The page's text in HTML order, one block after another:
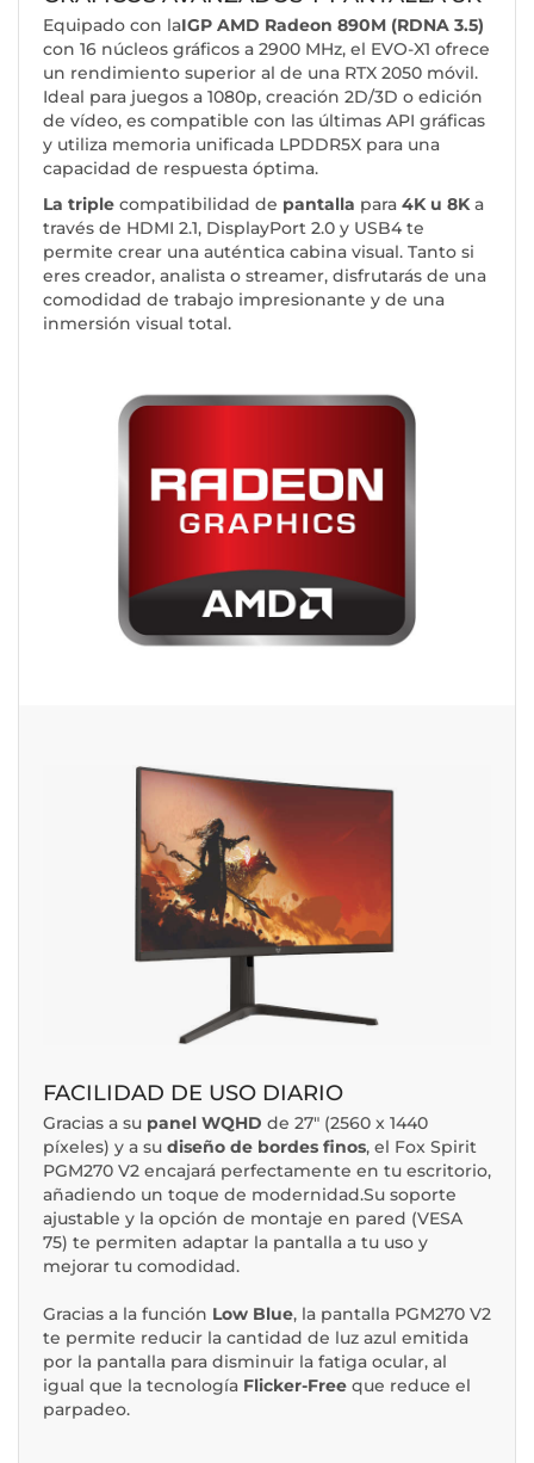
Equipado con laIGP AMD Radeon 890M (RDNA 3.5)
con 16 núcleos gráficos a 2900 MHz, el EVO-X1 ofrece
un rendimiento superior al de una RTX 2050 móvil.
Ideal para juegos a 1080p, creación 2D/3D o edición
de vídeo, es compatible con las últimas API gráficas
y utiliza memoria unificada LPDDR5X para una
capacidad de respuesta óptima.
La triple compatibilidad de pantalla para 4K u 8Ka
través de HDMI 2.1, DisplayPort 2.0 y USB4 te
permite crear una auténtica cabina visual. Tanto si
eres creador, analista o streamer, disfrutarás de una
comodidad de trabajo impresionante y de una
inmersión visual total.
FACILIDAD DE USO DIARIO
Gracias a su panel WQHD de 27" (2560 x 1440
píxeles) y a su diseño de bordes finos, el Fox Spirit
PGM270 V2 encajará perfectamente en tu escritorio,
añadiendo un toque de modernidad.Su soporte
ajustable y la opción de montaje en pared (VESA
75) te permiten adaptar la pantalla a tu uso y
mejorar tu comodidad.
Gracias a la función Low Blue, la pantalla PGM270 V2
te permite reducir la cantidad de luz azul emitida
por la pantalla para disminuir la fatiga ocular, al
igual que la tecnología Flicker-Free que reduce el
parpadeo.